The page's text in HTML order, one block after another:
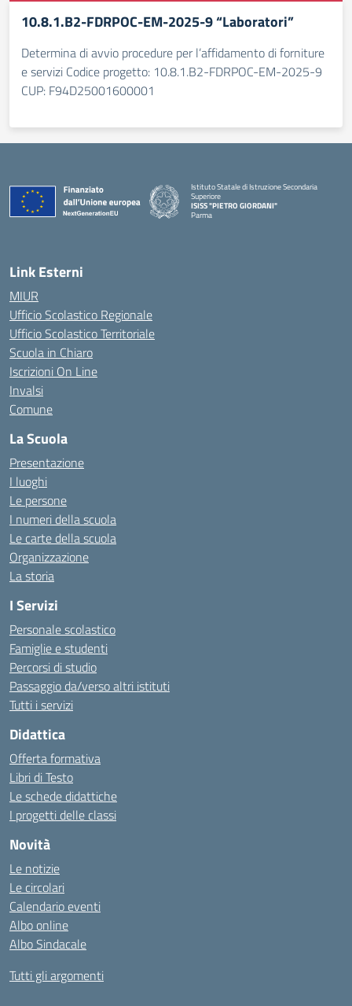
10.8.1.B2-FDRPOC-EM-2025-9 “Laboratori”
Determina di avvio procedure per l’affidamento di forniture
e servizi Codice progetto: 10.8.1.B2-FDRPOC-EM-2025-9
CUP: F94D25001600001
Istituto Statale di Istruzione Secondaria
Superiore
ISISS "PIETRO GIORDANI"
Parma
Link Esterni
MIUR
Ufficio Scolastico Regionale
Ufficio Scolastico Territoriale
Scuola in Chiaro
Iscrizioni On Line
Invalsi
Comune
La Scuola
Presentazione
I luoghi
Le persone
I numeri della scuola
Le carte della scuola
Organizzazione
La storia
I Servizi
Personale scolastico
Famiglie e studenti
Percorsi di studio
Passaggio da/verso altri istituti
Tutti i servizi
Didattica
Offerta formativa
Libri di Testo
Le schede didattiche
I progetti delle classi
Novità
Le notizie
Le circolari
Calendario eventi
Albo online
Albo Sindacale
Tutti gli argomenti